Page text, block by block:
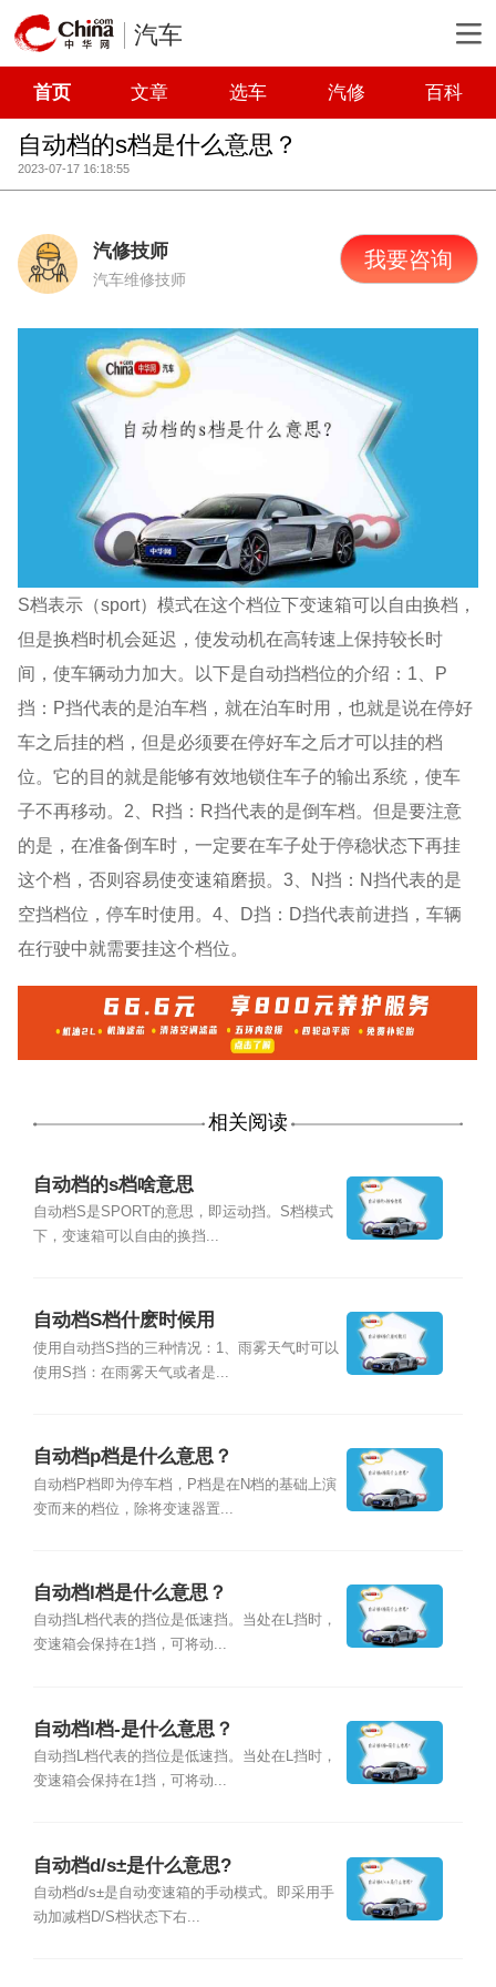
汽车
首页 文章 选车 汽修 百科
自动档的s档是什么意思？
2023-07-17 16:18:55
汽修技师
汽车维修技师
我要咨询
S档表示（sport）模式在这个档位下变速箱可以自由换档，
但是换档时机会延迟，使发动机在高转速上保持较长时
间，使车辆动力加大。以下是自动挡档位的介绍：1、P
挡：P挡代表的是泊车档，就在泊车时用，也就是说在停好
车之后挂的档，但是必须要在停好车之后才可以挂的档
位。它的目的就是能够有效地锁住车子的输出系统，使车
子不再移动。2、R挡：R挡代表的是倒车档。但是要注意
的是，在准备倒车时，一定要在车子处于停稳状态下再挂
这个档，否则容易使变速箱磨损。3、N挡：N挡代表的是
空挡档位，停车时使用。4、D挡：D挡代表前进挡，车辆
在行驶中就需要挂这个档位。
相关阅读
自动档的s档啥意思
自动档S是SPORT的意思，即运动挡。S档模式
下，变速箱可以自由的换挡...
自动档S档什麽时候用
使用自动挡S挡的三种情况：1、雨雾天气时可以
使用S挡：在雨雾天气或者是...
自动档p档是什么意思？
自动档P档即为停车档，P档是在N档的基础上演
变而来的档位，除将变速器置...
自动档l档是什么意思？
自动挡L档代表的挡位是低速挡。当处在L挡时，
变速箱会保持在1挡，可将动...
自动档l档-是什么意思？
自动挡L档代表的挡位是低速挡。当处在L挡时，
变速箱会保持在1挡，可将动...
自动档d/s±是什么意思?
自动档d/s±是自动变速箱的手动模式。即采用手
动加减档D/S档状态下右...